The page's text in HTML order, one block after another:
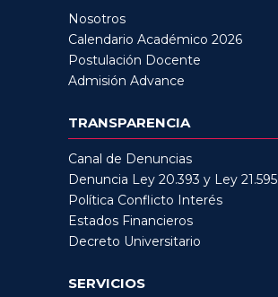
Nosotros
Calendario Académico 2026
Postulación Docente
Admisión Advance
TRANSPARENCIA
Canal de Denuncias
Denuncia Ley 20.393 y Ley 21.595
Política Conflicto Interés
Estados Financieros
Decreto Universitario
SERVICIOS